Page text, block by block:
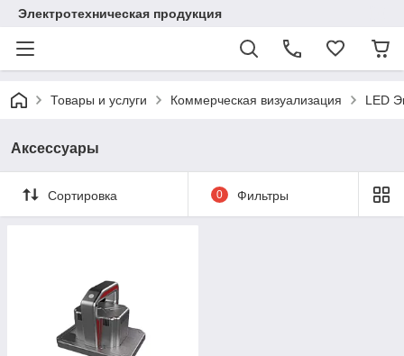
Электротехническая продукция
Товары и услуги Коммерческая визуализация LED
Аксессуары
Сортировка 0 Фильтры